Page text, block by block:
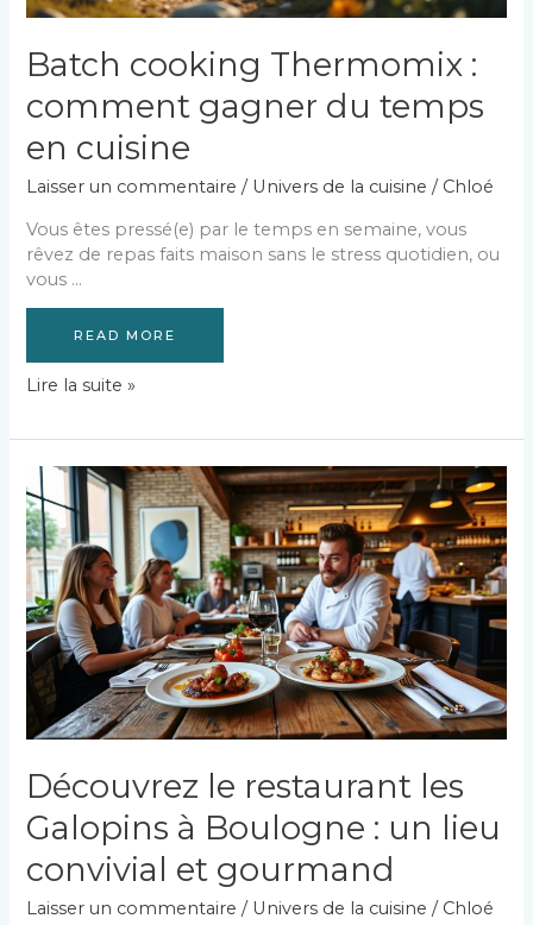
Batch cooking Thermomix :
comment gagner du temps
en cuisine
Laisser un commentaire / Univers de la cuisine / Chloé
Vous êtes pressé(e) par le temps en semaine, vous
rêvez de repas faits maison sans le stress quotidien, ou
vous …
READ MORE
Batch
Thermomix
comment
gagner
du
temps
en
cuisine
Lire la suite »
Découvrez le restaurant les
Galopins à Boulogne : un lieu
convivial et gourmand
Laisser un commentaire / Univers de la cuisine / Chloé